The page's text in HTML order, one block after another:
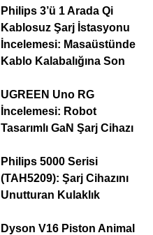
Philips 3’ü 1 Arada Qi
Kablosuz Şarj İstasyonu
İncelemesi: Masaüstünde
Kablo Kalabalığına Son
UGREEN Uno RG
İncelemesi: Robot
Tasarımlı GaN Şarj Cihazı
Philips 5000 Serisi
(TAH5209): Şarj Cihazını
Unutturan Kulaklık
Dyson V16 Piston Animal